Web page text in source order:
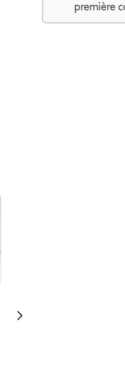
première